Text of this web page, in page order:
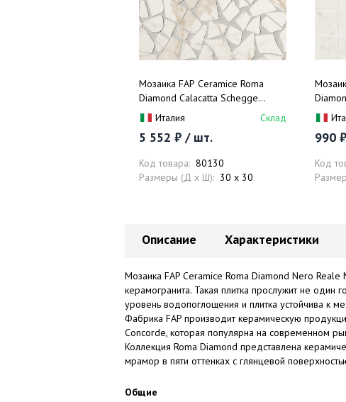
Мозаика FAP Ceramice Roma
Diamond Calacatta Schegge
Mosaico fNI6 30x30
Италия Склад
5 552 ₽ / шт.
Код товара: 80130
Размеры (Д x Ш): 30 x 30
fNGE
990
Код
Описание Характеристики
Мозаика FAP Ceramice Roma Diamond Nero
керамогранита. Такая плитка прослужит не один
уровень водопоглощения и плитка устойчива к
Фабрика FAP производит керамическую
Concorde, которая популярна на современном
Коллекция Roma Diamond представлена
мрамор в пяти оттенках с глянцевой
Общие